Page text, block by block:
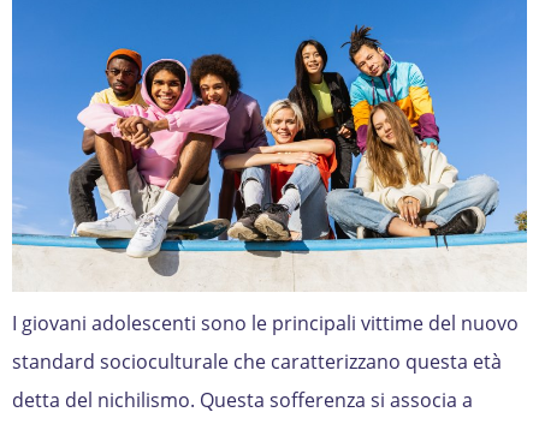
I giovani adolescenti sono le principali vittime del nuovo
standard socioculturale che caratterizzano questa età
detta del nichilismo. Questa sofferenza si associa a